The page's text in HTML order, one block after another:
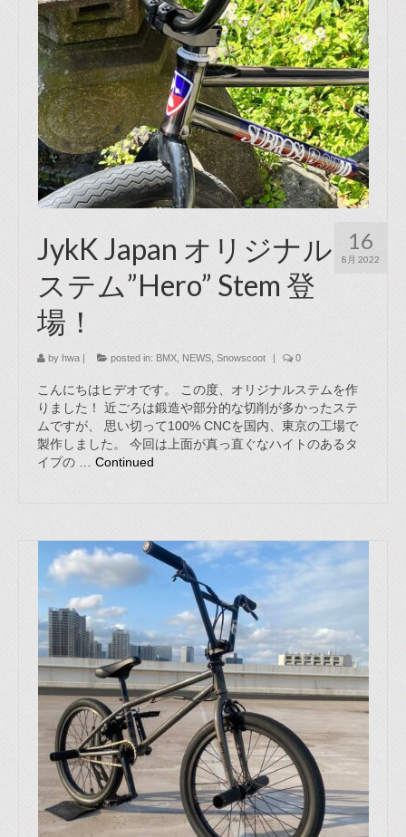
16
8月 2022
JykK Japan オリジナル
ステム”Hero” Stem 登
場！
by hwa | posted in: BMX NEWS Snowscoot | 0
こんにちはヒデオです。 この度、オリジナルステムを作
りました！ 近ごろは鍛造や部分的な切削が多かったステ
ムですが、 思い切って100% CNCを国内、東京の工場で
製作しました。 今回は上面が真っ直ぐなハイトのあるタ
イプの … Continued